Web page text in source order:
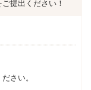
提出ください！
さい。